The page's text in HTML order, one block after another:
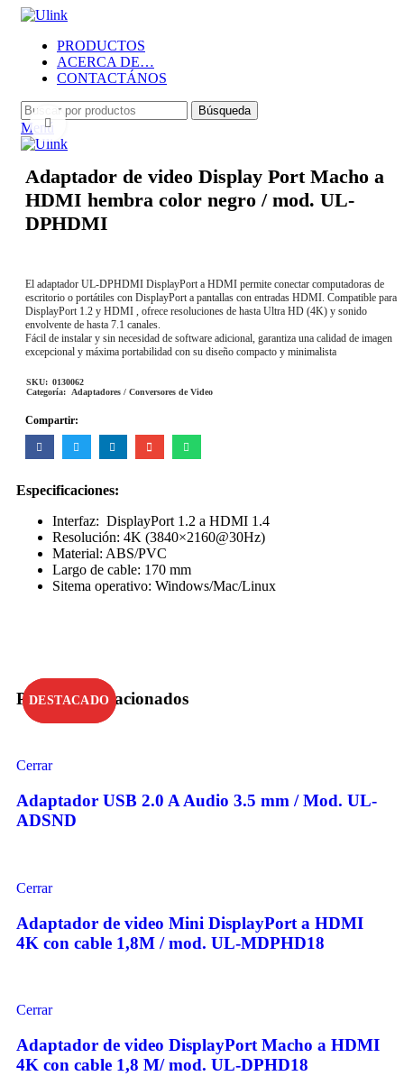
PRODUCTOS
ACERCA DE…
CONTACTÁNOS
Búsqueda
Menú Haga Click para agrandar
Adaptador de video Display Port Macho a
HDMI hembra color negro / mod. UL-
DPHDMI
El adaptador UL-DPHDMI DisplayPort a HDMI permite conectar computadoras de
escritorio o portátiles con DisplayPort a pantallas con entradas HDMI. Compatible para
DisplayPort 1.2 y HDMI , ofrece resoluciones de hasta Ultra HD (4K) y sonido
envolvente de hasta 7.1 canales.
Fácil de instalar y sin necesidad de software adicional, garantiza una calidad de imagen
excepcional y máxima portabilidad con su diseño compacto y minimalista
SKU: 0130062
Categoría:
Adaptadores / Conversores de Video
Compartir:
Especificaciones:
Interfaz: DisplayPort 1.2 a HDMI 1.4
Resolución: 4K (3840×2160@30Hz)
Material: ABS/PVC
Largo de cable: 170 mm
Sitema operativo: Windows/Mac/Linux
Productos relacionados
Cerrar
Adaptador USB 2.0 A Audio 3.5 mm / Mod. UL-
ADSND
DESTACADO
Cerrar
Adaptador de video Mini DisplayPort a HDMI
4K con cable 1,8M / mod. UL-MDPHD18
Cerrar
Adaptador de video DisplayPort Macho a HDMI
4K con cable 1,8 M/ mod. UL-DPHD18
DESTACADO